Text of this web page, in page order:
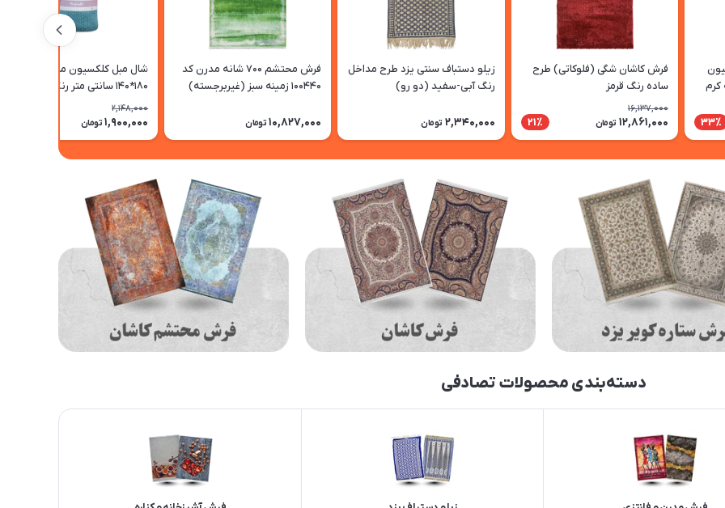
کرم
33٪
فرش کاشان شگی (فلوکاتی) طرح
ساده رنگ قرمز
16,137,000
12,861,000 تومان 21٪
زیلو دستباف سنتی یزد طرح مداخل
رنگ آبی-سفید (دو رو)
2,340,000 تومان
فرش محتشم 700 شانه مدرن کد
100440 زمینه سبز (غیربرجسته)
10,827,000 تومان
شال مبل کلکسیون مانا سایز
180*140 سانتی متر رنگ آبی
دریایی-خاکی
2,148,000
1,900,000 تومان
دسته‌بندی محصولات تصادفی